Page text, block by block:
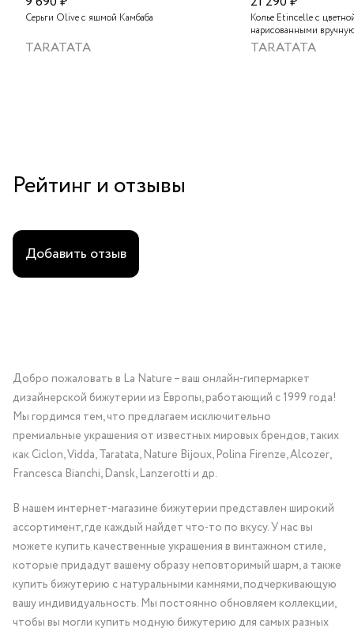
Серьги Olive с яшмой Камбаба
TARATATA
Колье Etincelle с
нарисованными
слюдяным порошком,
стеклянными бусинам
TARATATA
Рейтинг и отзывы
Добавить отзыв
Добро пожаловать в La Nature – ваш онлайн-гипермаркет
дизайнерской бижутерии из Европы, работающий с 1999 года!
Мы гордимся тем, что предлагаем исключительно
премиальные украшения от известных мировых брендов, таких
как Ciclon, Vidda, Taratata, Nature Bijoux, Polina Firenze, Alcozer,
Francesca Bianchi, Dansk, Lanzerotti и др.
В нашем интернет-магазине бижутерии представлен широкий
ассортимент, где каждый найдет что-то по вкусу. У нас вы
можете купить качественные украшения в винтажном стиле,
которые придадут вашему образу неповторимый шарм, а также
купить бижутерию с натуральными камнями, подчеркивающую
вашу индивидуальность. Мы постоянно обновляем коллекции,
чтобы вы могли купить модную бижутерию для самых разных